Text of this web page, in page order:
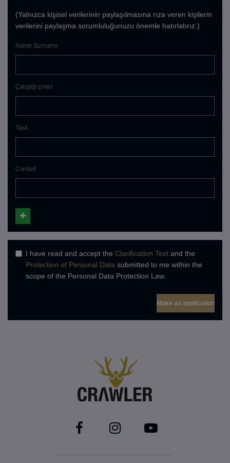
(Yalnızca kişisel verilerinin paylaşılmasına rıza veren kişilerin
verilerini paylaşma sorumluluğunuzu önemle hatırlatırız.)
Name Surname
Çalıştığı şirket
Task
Contact
I have read and accept the Clarification Text and the
Protection of Personal Data submitted to me within the
scope of the Personal Data Protection Law.
Make an application